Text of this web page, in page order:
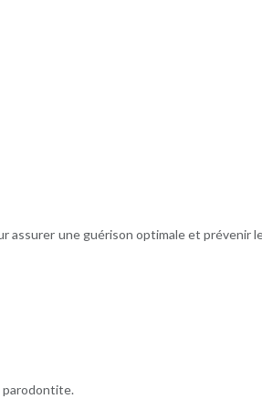
une guérison optimale et prévenir
parodontite.